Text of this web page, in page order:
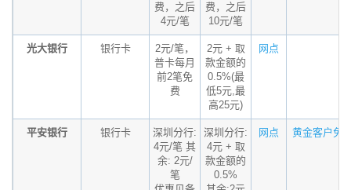
费，之后
4元/笔
费，之后
10元/笔
光大银行 银行卡
2元/笔，
普卡每月
前2笔免
费
2元 + 取
款金额的
0.5%(最
低5元,最
高25元)
网点
平安银行 银行卡
深圳分行:
4元/笔 其
余: 2元/
笔
深圳分行:
4元 + 取
款金额的
0.5%
网点 黄金客户免